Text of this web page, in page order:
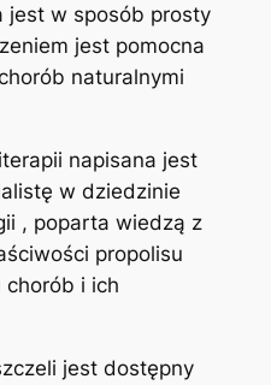
jest w sposób prosty
jest pomocna
naturalnymi
napisana jest
w dziedzinie
, poparta wiedzą z
propolisu
chorób i ich
jest dostępny